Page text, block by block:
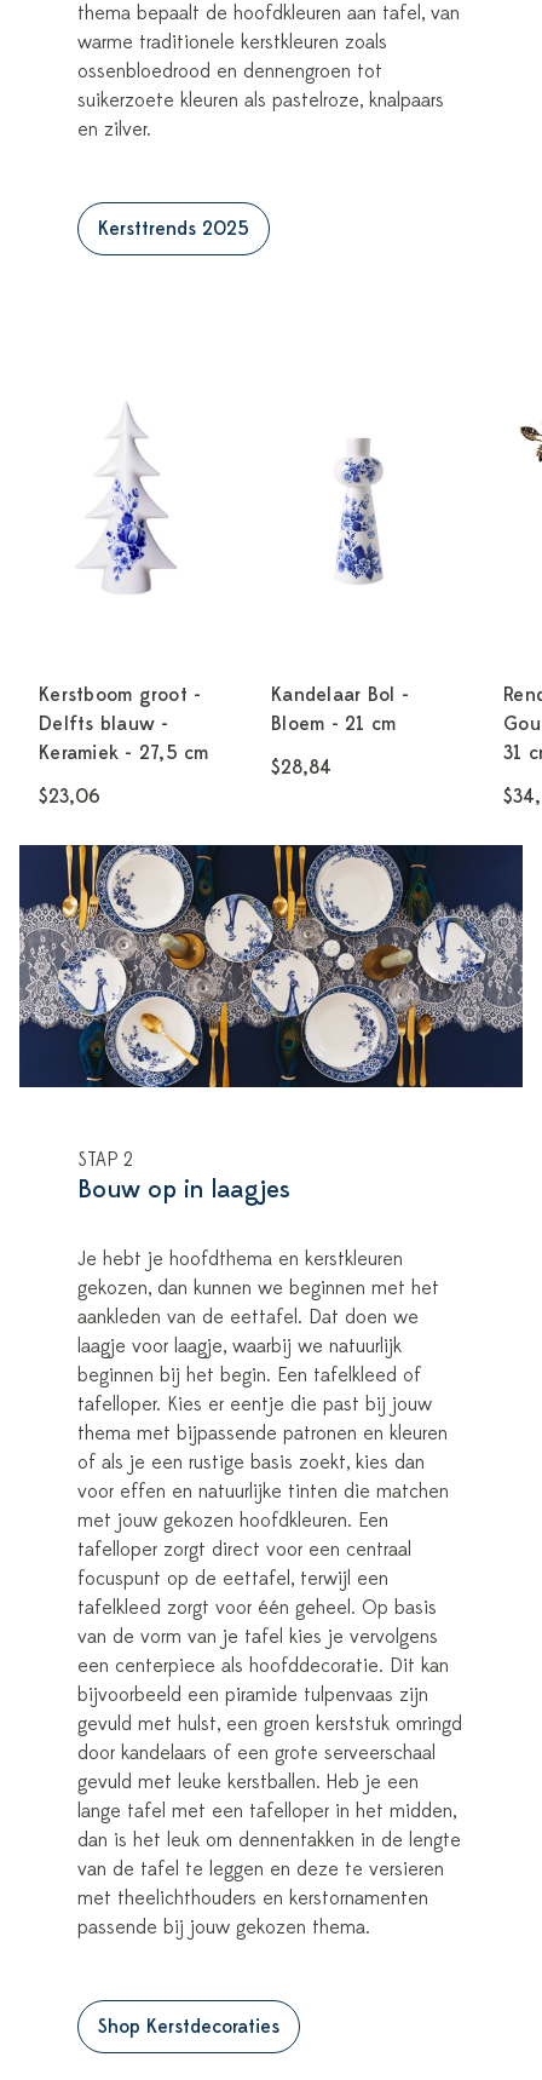
thema bepaalt de hoofdkleuren aan tafel, van
warme traditionele kerstkleuren zoals
ossenbloedrood en dennengroen tot
suikerzoete kleuren als pastelroze, knalpaars
en zilver.
Kersttrends 2025
Kerstboom groot -
Delfts blauw -
Keramiek - 27,5 cm
$23,06
Kandelaar Bol -
Bloem - 21 cm
$28,84
31
STAP 2
Bouw op in laagjes
Je hebt je hoofdthema en kerstkleuren
gekozen, dan kunnen we beginnen met het
aankleden van de eettafel. Dat doen we
laagje voor laagje, waarbij we natuurlijk
beginnen bij het begin. Een tafelkleed of
tafelloper. Kies er eentje die past bij jouw
thema met bijpassende patronen en kleuren
of als je een rustige basis zoekt, kies dan
voor effen en natuurlijke tinten die matchen
met jouw gekozen hoofdkleuren. Een
tafelloper zorgt direct voor een centraal
focuspunt op de eettafel, terwijl een
tafelkleed zorgt voor één geheel. Op basis
van de vorm van je tafel kies je vervolgens
een centerpiece als hoofddecoratie. Dit kan
bijvoorbeeld een piramide tulpenvaas zijn
gevuld met hulst, een groen kerststuk omringd
door kandelaars of een grote serveerschaal
gevuld met leuke kerstballen. Heb je een
lange tafel met een tafelloper in het midden,
dan is het leuk om dennentakken in de lengte
van de tafel te leggen en deze te versieren
met theelichthouders en kerstornamenten
passende bij jouw gekozen thema.
Shop Kerstdecoraties